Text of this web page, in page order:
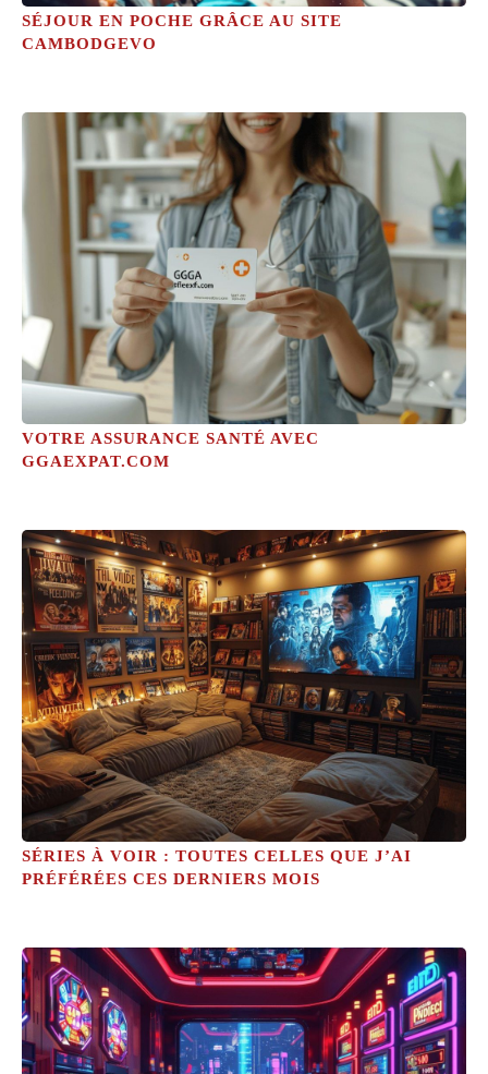
SÉJOUR EN POCHE GRÂCE AU SITE
CAMBODGEVO
VOTRE ASSURANCE SANTÉ AVEC
GGAEXPAT.COM
SÉRIES À VOIR : TOUTES CELLES QUE J’AI
PRÉFÉRÉES CES DERNIERS MOIS